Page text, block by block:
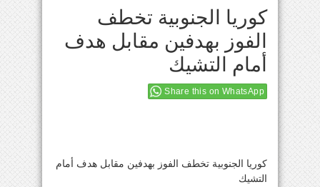
كوريا الجنوبية تخطف
الفوز بهدفين مقابل هدف
أمام التشيك
Share this on WhatsApp
كوريا الجنوبية تخطف الفوز بهدفين مقابل هدف أمام
التشيك